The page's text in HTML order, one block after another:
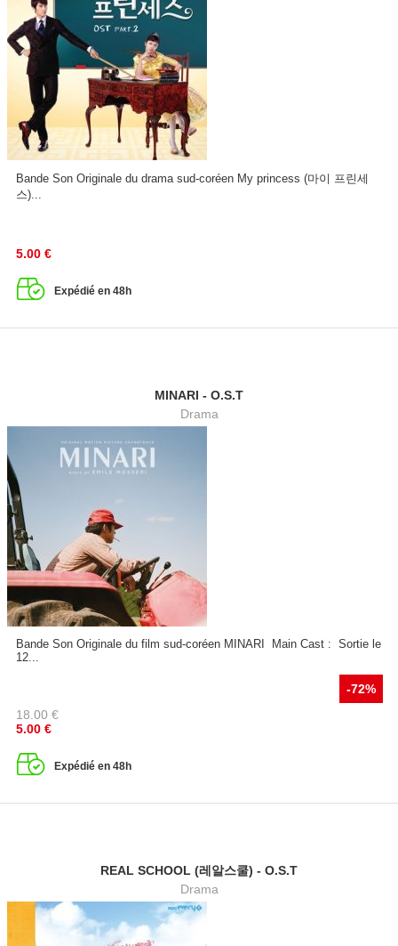
Bande Son Originale du drama sud-coréen My princess (마이 프린세
스)...
5.00 €
Expédié en 48h
MINARI - O.S.T
Drama
Bande Son Originale du film sud-coréen MINARI Main Cast : Sortie le
12...
-72%
18.00 €
5.00 €
Expédié en 48h
REAL SCHOOL (레알스쿨) - O.S.T
Drama